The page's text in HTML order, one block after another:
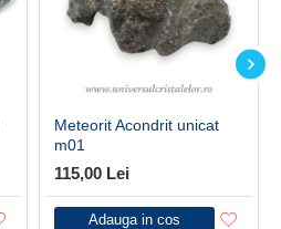
Meteorit Acondrit unicat
m01
115,00 Lei
Adauga in cos